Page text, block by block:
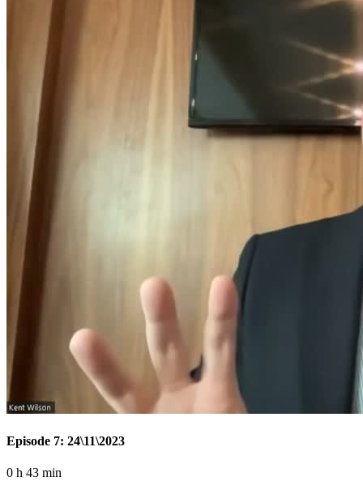
Episode 7: 24\11\2023
0 h 43 min